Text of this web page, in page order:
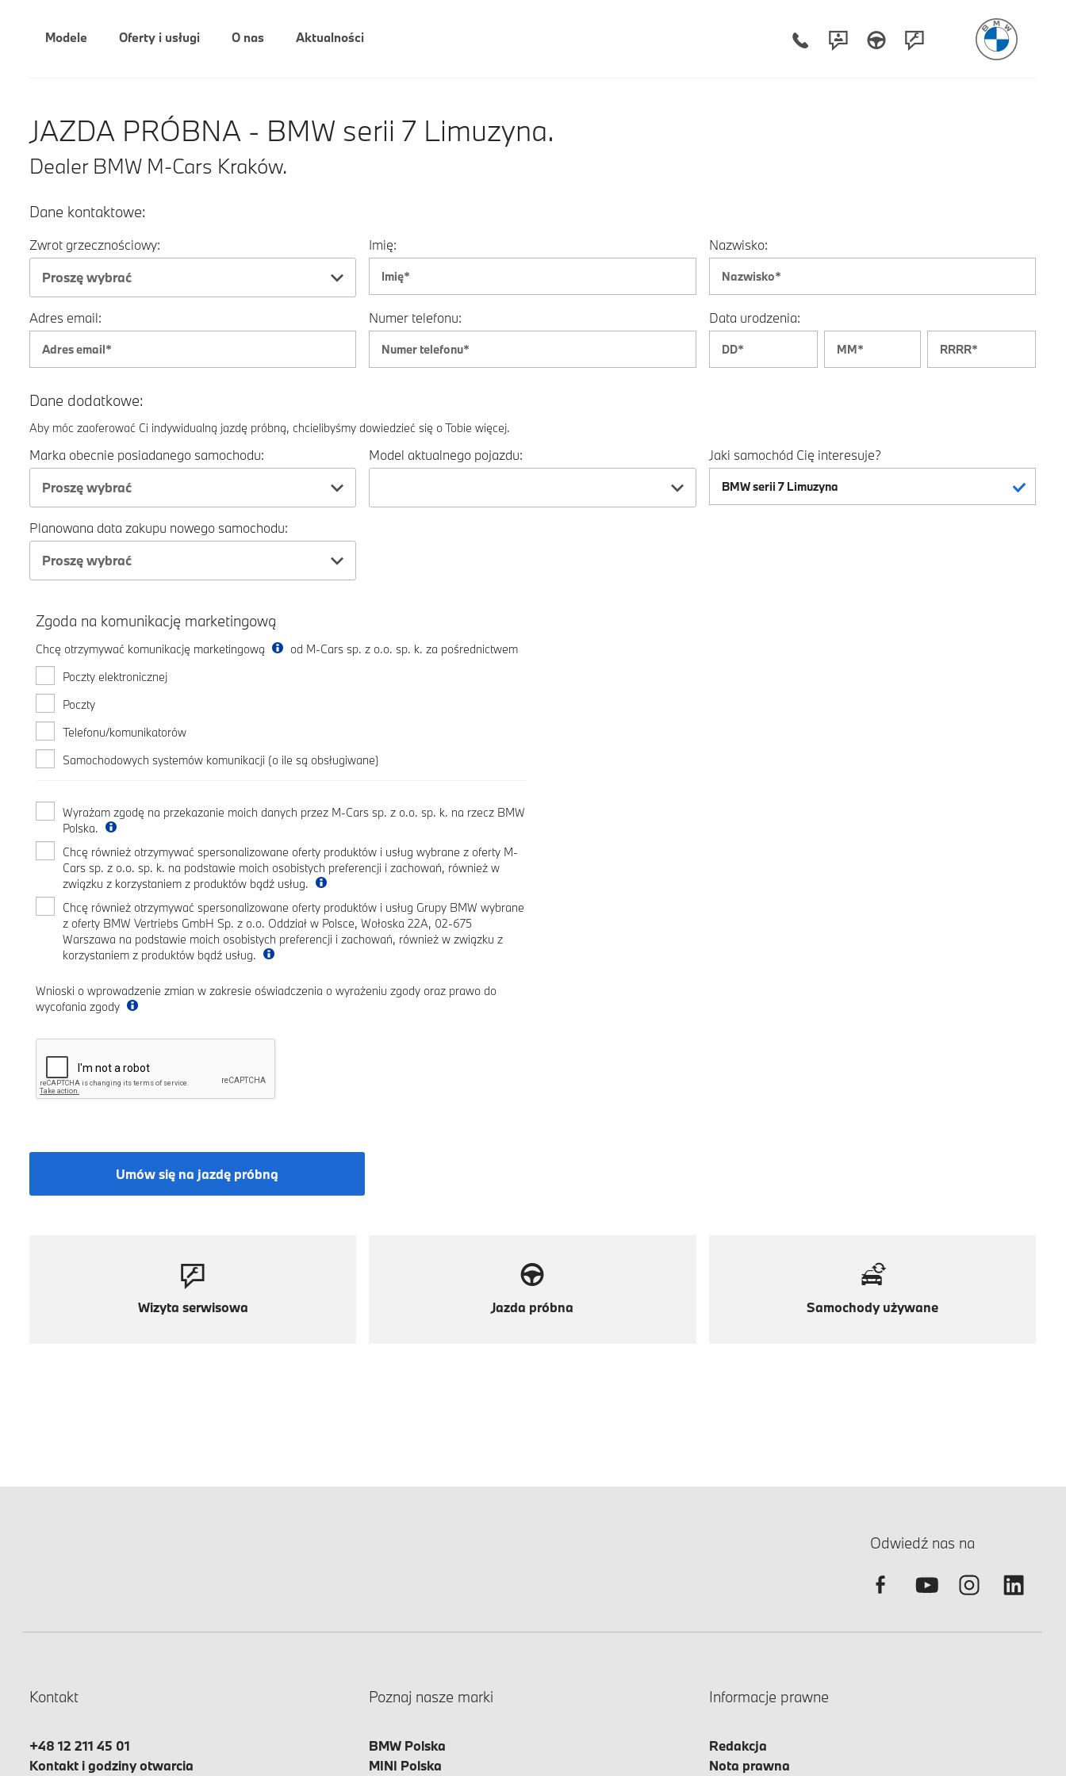
Modele Oferty i usługi O nas Aktualności
JAZDA PRÓBNA - BMW serii 7 Limuzyna.
Dealer BMW M-Cars Kraków.
Dane kontaktowe:
Zwrot grzecznościowy:
Proszę wybrać
Imię: Nazwisko:
Adres email: Numer telefonu: Data urodzenia:
Dane dodatkowe:
Aby móc zaoferować Ci indywidualną jazdę próbną, chcielibyśmy dowiedzieć się o Tobie więcej.
Marka obecnie posiadanego samochodu:
Proszę wybrać
Model aktualnego pojazdu: Jaki samochód Cię interesuje?
Planowana data zakupu nowego samochodu:
Proszę wybrać
Zgoda na komunikację marketingową
Chcę otrzymywać komunikację marketingową
od M-Cars sp. z o.o. sp. k. za pośrednictwem
Poczty elektronicznej
Poczty
Telefonu/komunikatorów
Samochodowych systemów komunikacji (o ile są obsługiwane)
Wyrażam zgodę na przekazanie moich danych przez M-Cars sp. z o.o. sp. k. na rzecz BMW
Polska.
Chcę również otrzymywać spersonalizowane oferty produktów i usług wybrane z oferty M-
Cars sp. z o.o. sp. k. na podstawie moich osobistych preferencji i zachowań, również w
związku z korzystaniem z produktów bądź usług.
Chcę również otrzymywać spersonalizowane oferty produktów i usług Grupy BMW wybrane
z oferty BMW Vertriebs GmbH Sp. z o.o. Oddział w Polsce, Wołoska 22A, 02-675
Warszawa na podstawie moich osobistych preferencji i zachowań, również w związku z
korzystaniem z produktów bądź usług.
Wnioski o wprowadzenie zmian w zakresie oświadczenia o wyrażeniu zgody oraz prawo do
wycofania zgody
Umów się na jazdę próbną
Wizyta serwisowa Jazda próbna Samochody używane
Odwiedź nas na
Kontakt
+48 12 211 45 01
Kontakt i godziny otwarcia
Poznaj nasze marki
BMW Polska
MINI Polska
Informacje prawne
Redakcja
Nota prawna